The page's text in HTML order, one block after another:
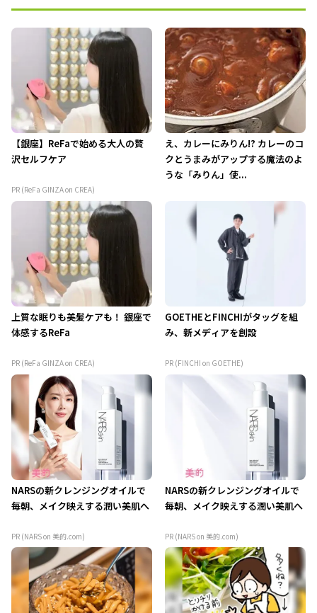
【銀座】ReFaで始める大人の贅
沢セルフケア
PR (ReFa GINZA on CREA)
え、カレーにみりん!? カレーのコ
クとうまみがアップする魔法のよ
うな「みりん」使...
上質な眠りも美髪ケアも！ 銀座で
体感するReFa
PR (ReFa GINZA on CREA)
GOETHEとFINCHIがタッグを組
み、新メディアを創設
PR (FINCHI on GOETHE)
NARSの新クレンジングオイルで
毎朝、メイク映えする潤い美肌へ
PR (NARS on 美的.com)
NARSの新クレンジングオイルで
毎朝、メイク映えする潤い美肌へ
PR (NARS on 美的.com)